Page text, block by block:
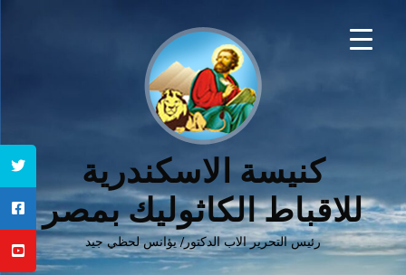
كنيسة الاسكندرية
للاقباط الكاثوليك بمصر
رئيس التحرير الاب الدكتور/ يؤانس لحظي جيد